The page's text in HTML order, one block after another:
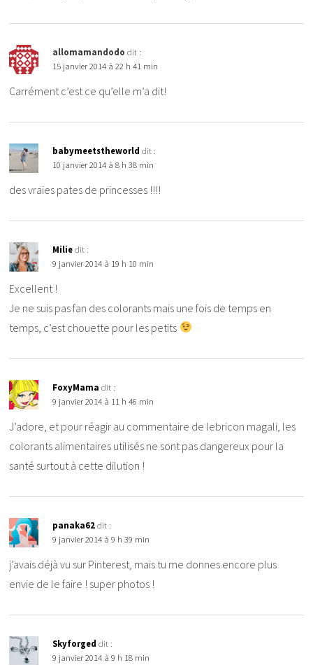
allomamandodo dit :
15 janvier 2014 à 22 h 41 min
Carrément c’est ce qu’elle m’a dit!
babymeetstheworld dit :
10 janvier 2014 à 8 h 38 min
des vraies pates de princesses !!!!
Milie dit :
9 janvier 2014 à 19 h 10 min
Excellent !
Je ne suis pas fan des colorants mais une fois de temps en
temps, c’est chouette pour les petits
FoxyMama dit :
9 janvier 2014 à 11 h 46 min
J’adore, et pour réagir au commentaire de lebricon magali, les
colorants alimentaires utilisés ne sont pas dangereux pour la
santé surtout à cette dilution !
panaka62 dit :
9 janvier 2014 à 9 h 39 min
j’avais déjà vu sur Pinterest, mais tu me donnes encore plus
envie de le faire ! super photos !
Skyforged dit :
9 janvier 2014 à 9 h 18 min